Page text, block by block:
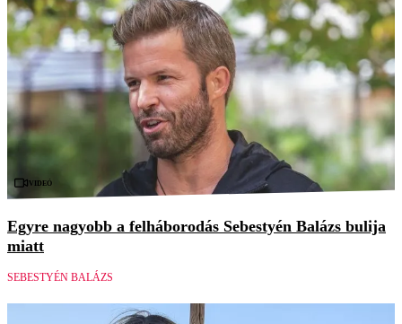
Videó
Egyre nagyobb a felháborodás Sebestyén Balázs bulija
miatt
SEBESTYÉN BALÁZS